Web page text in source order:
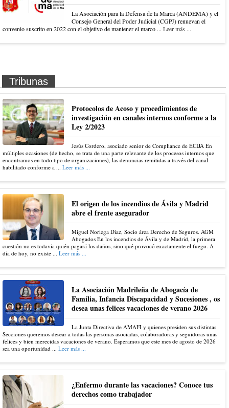
La Asociación para la Defensa de la Marca (ANDEMA) y el
Consejo General del Poder Judicial (CGPJ) renuevan el
convenio suscrito en 2022 con el objetivo de mantener el marco ... Leer más ...
Tribunas
Protocolos de Acoso y procedimientos de
investigación en canales internos conforme a la
Ley 2/2023
Jesús Cordero, asociado senior de Compliance de ECIJA En
múltiples ocasiones (de hecho, se trata de una parte relevante de los procesos internos que
encontramos en todo tipo de organizaciones), las denuncias remitidas a través del canal
habilitado conforme a ... Leer más ...
El origen de los incendios de Ávila y Madrid
abre el frente asegurador
Miguel Noriega Díaz, Socio área Derecho de Seguros. AGM
Abogados En los incendios de Ávila y de Madrid, la primera
cuestión no es todavía quién pagará los daños, sino qué provocó exactamente el fuego. A
día de hoy, no existe ... Leer más ...
La Asociación Madrileña de Abogacía de
Familia, Infancia Discapacidad y Sucesiones , os
desea unas felices vacaciones de verano 2026
La Junta Directiva de AMAFI y quienes presiden sus distintas
Secciones queremos desear a todas las personas asociadas, colaboradoras y seguidoras unas
felices y bien merecidas vacaciones de verano. Esperamos que este mes de agosto de 2026
sea una oportunidad ... Leer más ...
¿Enfermo durante las vacaciones? Conoce tus
derechos como trabajador